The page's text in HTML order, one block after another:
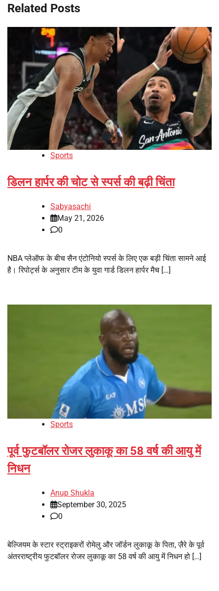
Related Posts
Sports
डिलन हार्पर की चोट से स्पर्स की बढ़ी चिंता
Sabyasachi
May 21, 2026
0
NBA प्लेऑफ के बीच सैन एंटोनियो स्पर्स के लिए एक बड़ी चिंता सामने आई
है। रिपोर्ट्स के अनुसार टीम के युवा गार्ड डिलन हार्पर मैच […]
Sports
पूर्व फुटबॉलर रोजर लुकाकू का 58 वर्ष की आयु में
निधन
Anup Shukla
September 30, 2025
0
बेल्जियम के स्टार स्ट्राइकरों रोमेलु और जॉर्डन लुकाकू के पिता, ज़ैरे के पूर्व
अंतरराष्ट्रीय फुटबॉलर रोजर लुकाकू का 58 वर्ष की आयु में निधन हो […]